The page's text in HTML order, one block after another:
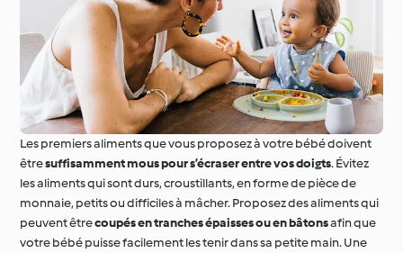
Les premiers aliments que vous proposez à votre bébé doivent
êtresuffisamment mous pour s’écraser entre vos doigts. Évitez
les aliments qui sont durs, croustillants, en forme de pièce de
monnaie, petits ou difficiles à mâcher. Proposez des aliments qui
peuvent êtrecoupés en tranches épaisses ou en bâtonsafin que
votre bébé puisse facilement les tenir dans sa petite main. Une